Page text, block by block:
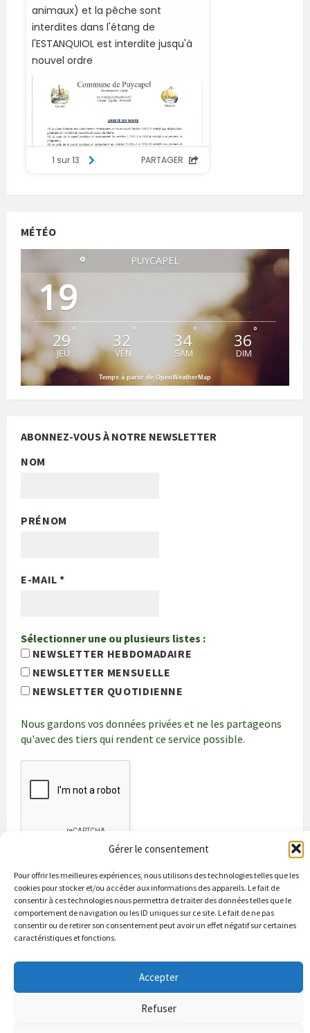
Gérer le consentement
Pour offrir les meilleures expériences, nous utilisons des technologies telles que les
cookies pour stocker et/ou accéder aux informations des appareils. Le fait de
consentir à ces technologies nous permettra de traiter des données telles que le
comportement de navigation ou les ID uniques sur ce site. Le fait de ne pas
consentir ou de retirer son consentement peut avoir un effet négatif sur certaines
caractéristiques et fonctions.
Accepter
Refuser
MÉTÉO
PUYCAPEL
19
°
29 °
JEU
32 °
VEN
34°
SAM
36°
DIM
Temps à partir de OpenWeatherMap
ABONNEZ-VOUS À NOTRE NEWSLETTER
NOM
PRÉNOM
E-MAIL*
Sélectionner une ou plusieurs listes :
NEWSLETTER HEBDOMADAIRE
NEWSLETTER MENSUELLE
NEWSLETTER QUOTIDIENNE
Nous gardons vos données privées et ne les partageons
qu'avec des tiers qui rendent ce service possible.
Bienvenue à Puycapel La municipalité
Actualités
Les bonnes adresses
Contacts & renseignements
Conformité à la loi RGPD